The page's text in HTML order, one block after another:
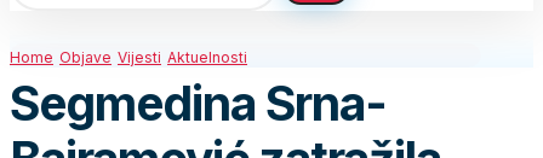
Home Objave Vijesti Aktuelnosti
Segmedina Srna-